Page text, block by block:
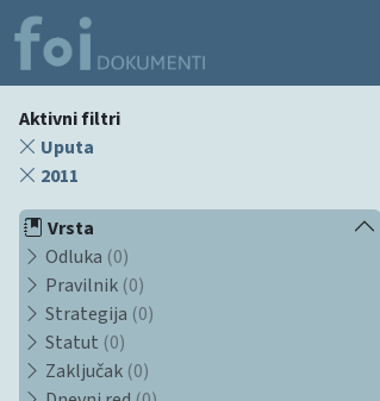
Aktivni filtri
Uputa
2011
Vrsta
Odluka (0)
Pravilnik (0)
Strategija (0)
Statut (0)
Zaključak (0)